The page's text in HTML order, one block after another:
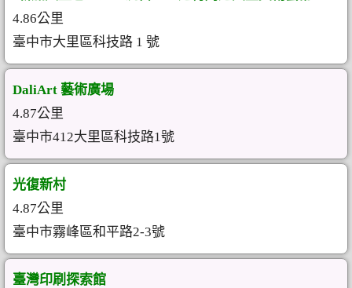
4.86公里
臺中市大里區科技路 1 號
DaliArt 藝術廣場
4.87公里
臺中市412大里區科技路1號
光復新村
4.87公里
臺中市霧峰區和平路2-3號
臺灣印刷探索館